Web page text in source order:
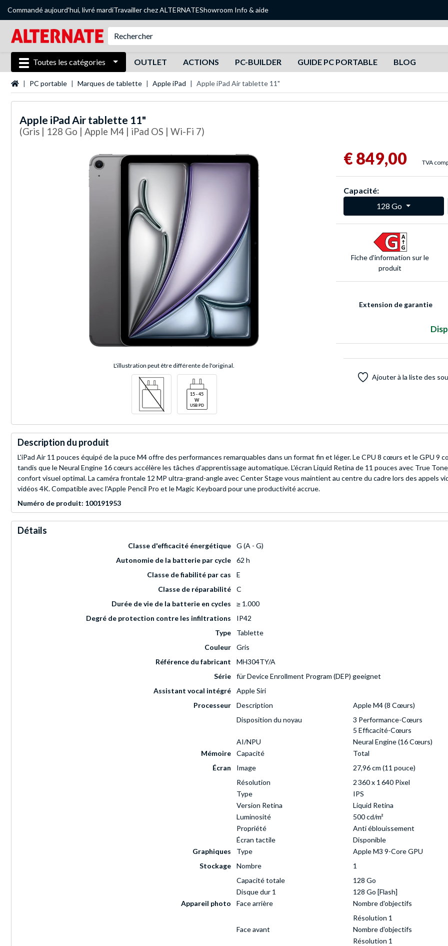
Commandé aujourd'hui, livré mardiTravailler chez ALTERNATEShowroom Info & aide
Toutes les catégories OUTLET ACTIONS PC-BUILDER GUIDE PC PORTABLE BLOG
Page d'accueil
PC portable Marques de tablette Apple iPad Apple iPad Air tablette 11"
Apple iPad Air tablette 11"
(Gris | 128 Go | Apple M4 | iPad OS | Wi-Fi 7)
L'illustration peut être différente de l'original.
€ 849,00 TVA
Capacité:
128 Go
Fiche d'infor­mation sur le
produit
Extension de garantie
Ajouter à la liste des
Description du produit
L'iPad Air 11 pouces équipé de la puce M4 offre des performances remarquables dans un format fin et léger. Le CPU 8 cœurs et le GPU
tandis que le Neural Engine 16 cœurs accélère les tâches d'apprentissage automatique. L'écran Liquid Retina de 11 pouces avec True
confort visuel optimal. La caméra frontale 12 MP ultra-grand-angle avec Center Stage vous maintient au centre du cadre lors des appels
vidéos 4K. Compatible avec l'Apple Pencil Pro et le Magic Keyboard pour une productivité accrue.
Numéro de produit: 100191953
Détails
Classe d'efficacité énergétique
G (A - G)
Autonomie de la batterie par cycle
62 h
Classe de fiabilité par cas
E
Classe de réparabilité
C
Durée de vie de la batterie en cycles
≥ 1.000
Degré de protection contre les infiltrations
IP42
Type
Tablette
Couleur
Gris
Référence du fabricant
MH304TY/A
Série
für Device Enrollment Program (DEP) geeignet
Assistant vocal intégré
Apple Siri
Processeur
Description
Apple M4 (8 Cœurs)
Disposition du noyau
3 Performance-Cœurs
5 Efficacité-Cœurs
AI/NPU
Neural Engine (16 Cœurs)
Mémoire
Capacité Total
Écran
Image
27,96 cm (11 pouce)
Résolution
2 360 x 1 640 Pixel
Type
IPS
Version Retina
Liquid Retina
Luminosité
500 cd/m²
Propriété
Anti éblouissement
Écran tactile
Disponible
Graphiques
Type
Apple M3 9-Core GPU
Stockage
Nombre
1
Capacité totale
128 Go
Disque dur 1
128 Go [Flash]
Appareil photo
Face arrière Nombre d'objectifs
Résolution 1
Face avant
Nombre d'objectifs
Résolution 1